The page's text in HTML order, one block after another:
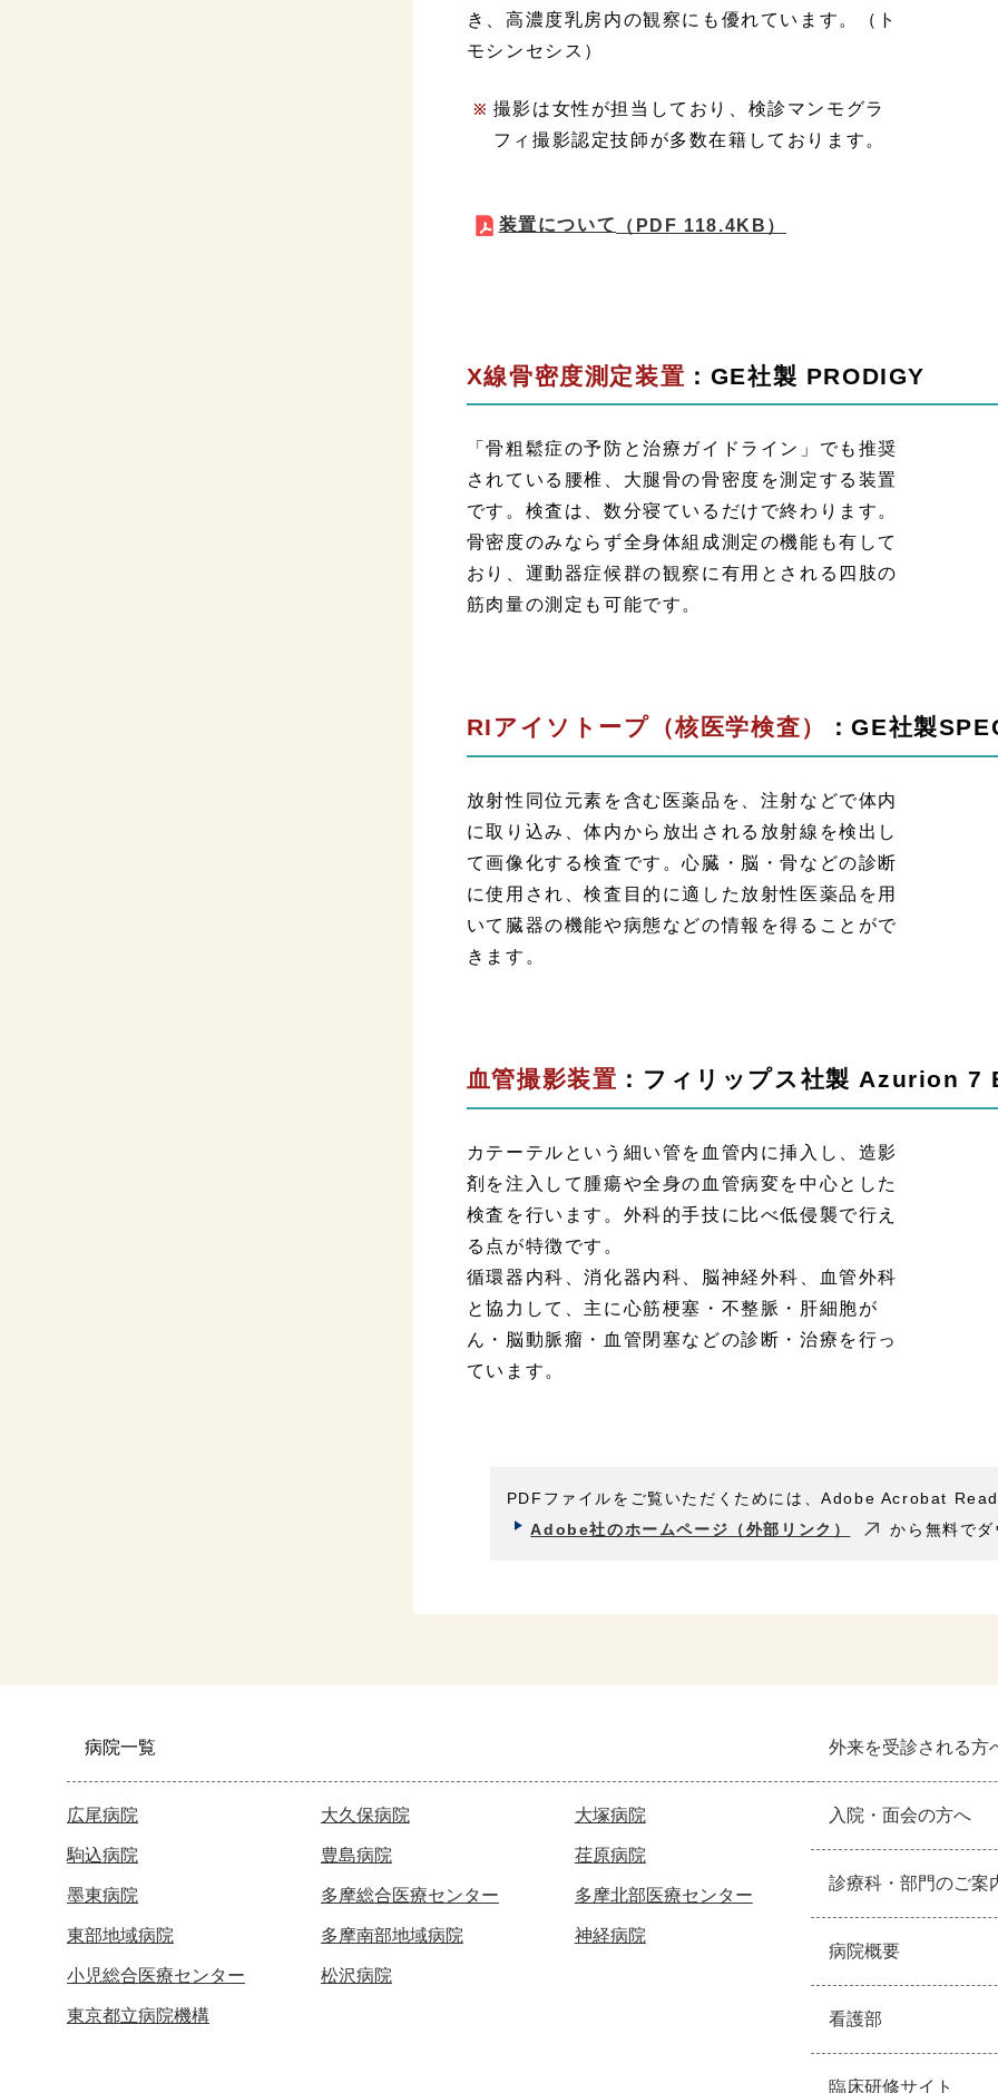
き、高濃度乳房内の観察にも優れています。（ト
モシンセシス）
撮影は女性が担当しており、検診マンモグラ
フィ撮影認定技師が多数在籍しております。
装置について （PDF 118.4KB）
X線骨密度測定装置 ：GE社製 PRODIGY
「骨粗鬆症の予防と治療ガイドライン」でも推奨
されている腰椎、大腿骨の骨密度を測定する装置
です。検査は、数分寝ているだけで終わります。
骨密度のみならず全身体組成測定の機能も有して
おり、運動器症候群の観察に有用とされる四肢の
筋肉量の測定も可能です。
RIアイソトープ（核医学検査） ：GE社製
放射性同位元素を含む医薬品を、注射などで体内
に取り込み、体内から放出される放射線を検出し
て画像化する検査です。心臓・脳・骨などの診断
に使用され、検査目的に適した放射性医薬品を用
いて臓器の機能や病態などの情報を得ることがで
きます。
血管撮影装置 ：フィリップス社製 Azurion 7
カテーテルという細い管を血管内に挿入し、造影
剤を注入して腫瘍や全身の血管病変を中心とした
検査を行います。外科的手技に比べ低侵襲で行え
る点が特徴です。
循環器内科、消化器内科、脳神経外科、血管外科
と協力して、主に心筋梗塞・不整脈・肝細胞が
ん・脳動脈瘤・血管閉塞などの診断・治療を行っ
ています。
PDFファイルをご覧いただくためには、Adobe Acrobat
Adobe社のホームページ（外部リンク）
から無料で
病院一覧
広尾病院 大久保病院 大塚病院
駒込病院 豊島病院 荏原病院
墨東病院 多摩総合医療センター 多摩北部医療センター
東部地域病院 多摩南部地域病院 神経病院
小児総合医療センター 松沢病院
東京都立病院機構
外来を受診される方
入院・面会の方へ
診療科・部門のご案
病院概要
看護部
臨床研修サイト